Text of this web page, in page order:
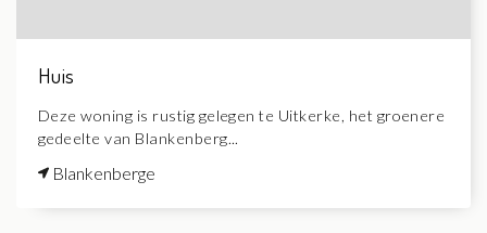
Huis
Deze woning is rustig gelegen te Uitkerke, het groenere
gedeelte van Blankenberg...
Blankenberge